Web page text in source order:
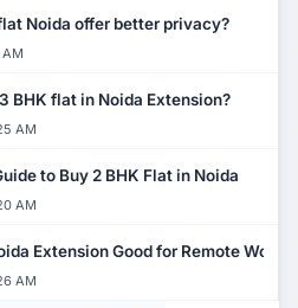
Noida offer better privacy?
BHK flat in Noida Extension?
AM
to Buy 2 BHK Flat in Noida
AM
Extension Good for Remote Work?
AM